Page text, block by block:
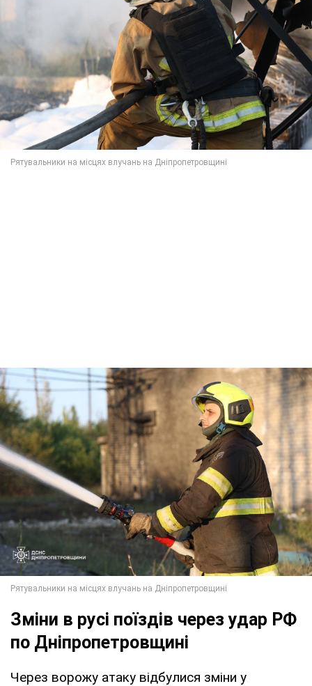
Зміни в русі поїздів через удар РФ
по Дніпропетровщині
Через ворожу атаку відбулися зміни у